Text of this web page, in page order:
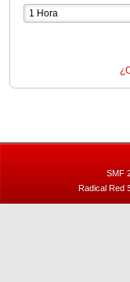
SMF
Radical Red